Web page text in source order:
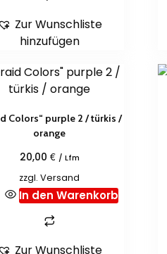
Zur Wunschliste
hinzufügen
Colors“ purple 2 / türkis /
orange
20,00 € / Lfm
zzgl.Versand
In den Warenkorb
Zur Wunschliste